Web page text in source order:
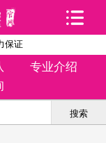
保证
专业介绍
搜索